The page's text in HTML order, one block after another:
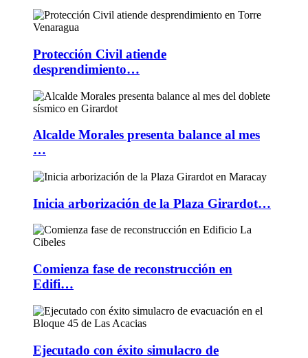
Protección Civil atiende
desprendimiento…
Alcalde Morales presenta balance al mes
…
Inicia arborización de la Plaza Girardot…
Comienza fase de reconstrucción en
Edifi…
Ejecutado con éxito simulacro de